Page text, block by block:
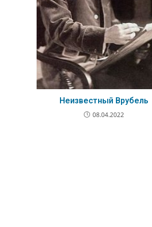
Неизвестный Врубель
08.04.2022